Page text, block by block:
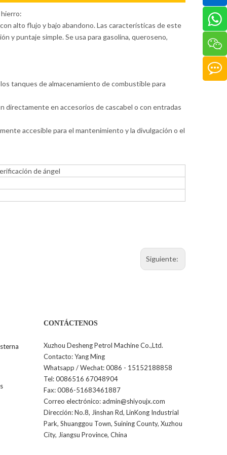
alto flujo y bajo abandono. Las características de este
y puntaje simple. Se usa para gasolina, queroseno,
tanques de almacenamiento de combustible para
directamente en accesorios de cascabel o con entradas
accesible para el mantenimiento y la divulgación o el
de ángel
Siguiente:
CONTÁCTENOS
Xuzhou Desheng Petrol Machine Co.,Ltd.
Contacto: Yang Ming
Whatsapp / Wechat: 0086 - 15152188858
Tel: 0086516 67048904
Fax: 0086-51683461887
Correo electrónico: admin@shiyoujx.com
Dirección: No.8, Jinshan Rd, LinKong Industrial
Park, Shuanggou Town, Suining County, Xuzhou
City, Jiangsu Province, China